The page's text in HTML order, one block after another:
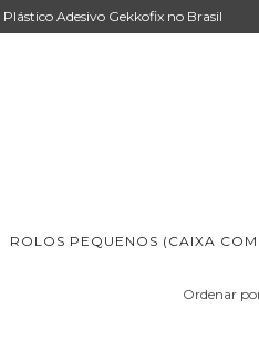
Adesivo Gekkofix no Brasil
ROLOS PEQUENOS (CAIXA COM
Ordenar